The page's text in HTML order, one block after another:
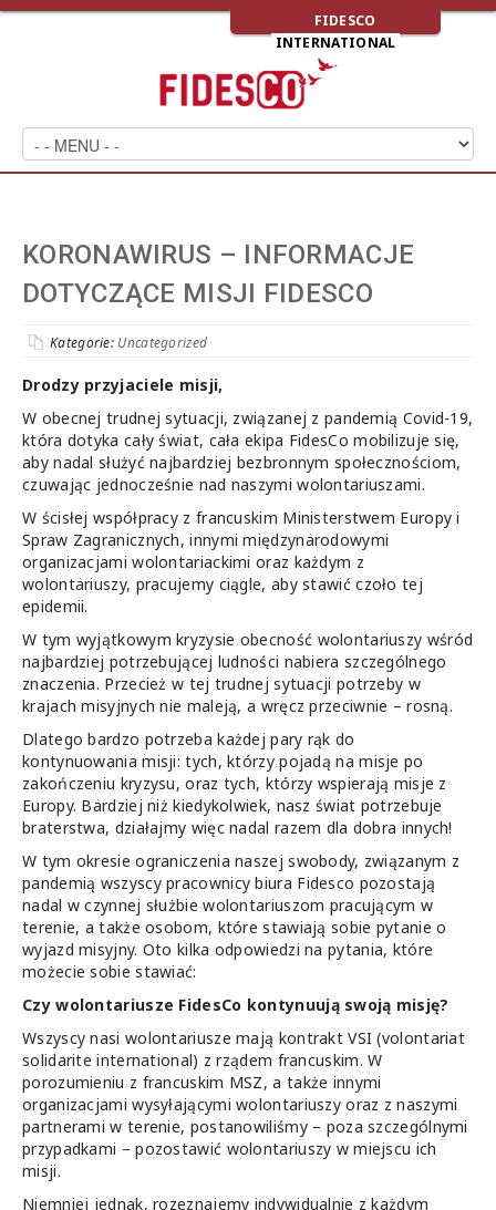
FIDESCO
INTERNATIONAL
KORONAWIRUS – INFORMACJE
DOTYCZĄCE MISJI FIDESCO
Kategorie: Uncategorized
Drodzy przyjaciele misji,
W obecnej trudnej sytuacji, związanej z pandemią Covid-19,
która dotyka cały świat, cała ekipa FidesCo mobilizuje się,
aby nadal służyć najbardziej bezbronnym społecznościom,
czuwając jednocześnie nad naszymi wolontariuszami.
W ścisłej współpracy z francuskim Ministerstwem Europy i
Spraw Zagranicznych, innymi międzynarodowymi
organizacjami wolontariackimi oraz każdym z
wolontariuszy, pracujemy ciągle, aby stawić czoło tej
epidemii.
W tym wyjątkowym kryzysie obecność wolontariuszy wśród
najbardziej potrzebującej ludności nabiera szczególnego
znaczenia. Przecież w tej trudnej sytuacji potrzeby w
krajach misyjnych nie maleją, a wręcz przeciwnie – rosną.
Dlatego bardzo potrzeba każdej pary rąk do
kontynuowania misji: tych, którzy pojadą na misje po
zakończeniu kryzysu, oraz tych, którzy wspierają misje z
Europy. Bardziej niż kiedykolwiek, nasz świat potrzebuje
braterstwa, działajmy więc nadal razem dla dobra innych!
W tym okresie ograniczenia naszej swobody, związanym z
pandemią wszyscy pracownicy biura Fidesco pozostają
nadal w czynnej służbie wolontariuszom pracującym w
terenie, a także osobom, które stawiają sobie pytanie o
wyjazd misyjny. Oto kilka odpowiedzi na pytania, które
możecie sobie stawiać:
Czy wolontariusze FidesCo kontynuują swoją misję?
Wszyscy nasi wolontariusze mają kontrakt VSI (volontariat
solidarite international) z rządem francuskim. W
porozumieniu z francuskim MSZ, a także innymi
organizacjami wysyłającymi wolontariuszy oraz z naszymi
partnerami w terenie, postanowiliśmy – poza szczególnymi
przypadkami – pozostawić wolontariuszy w miejscu ich
misji.
Niemniej jednak, rozeznajemy indywidualnie z każdym